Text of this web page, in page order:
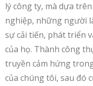
lý công ty, mà dựa
nghiệp, những người
sự cải tiến, phát triển
của họ. Thành công
truyền cảm hứng
của chúng tôi, sau đó